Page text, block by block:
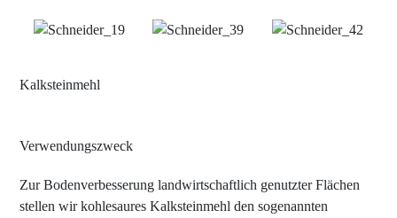
Kalksteinmehl
Verwendungszweck
Zur Bodenverbesserung landwirtschaftlich genutzter Flächen
stellen wir kohlesaures Kalksteinmehl den sogenannten